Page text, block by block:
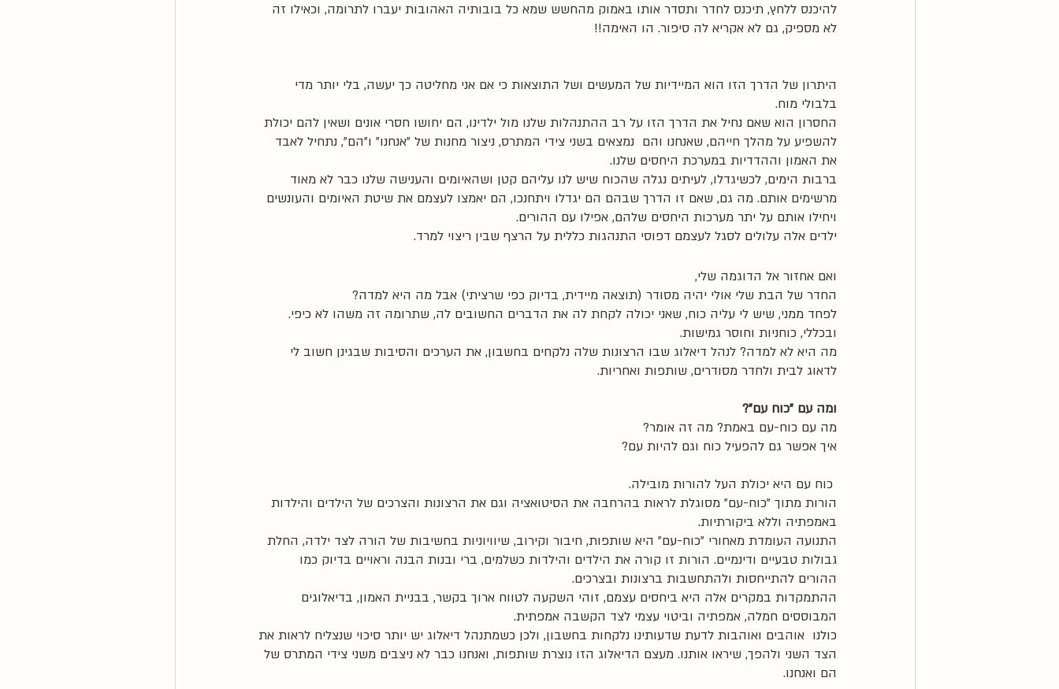
להיכנס ללחץ, תיכנס לחדר ותסדר אותו באמוק מהחשש שמא כל בובותיה האהובות יעברו לתרומה, וכאילו זה
לא מספיק, גם לא אקריא לה סיפור. הו האימה!!
היתרון של הדרך הזו הוא המיידיות של המעשים ושל התוצאות כי אם אני מחליטה כך יעשה, בלי יותר מדי
בלבולי מוח.
החסרון הוא שאם נחיל את הדרך הזו על רב ההתנהלות שלנו מול ילדינו, הם יחושו חסרי אונים ושאין להם יכולת
להשפיע על מהלך חייהם, שאנחנו והם  נמצאים בשני צידי המתרס, ניצור מחנות של "אנחנו" ו"הם", נתחיל לאבד
את האמון וההדדיות במערכת היחסים שלנו.
ברבות הימים, לכשיגדלו, לעיתים נגלה שהכוח שיש לנו עליהם קטן ושהאיומים והענישה שלנו כבר לא מאוד
מרשימים אותם. מה גם, שאם זו הדרך שבהם הם יגדלו ויתחנכו, הם יאמצו לעצמם את שיטת האיומים והעונשים
ויחילו אותם על יתר מערכות היחסים שלהם, אפילו עם ההורים.
ילדים אלה עלולים לסגל לעצמם דפוסי התנהגות כללית על הרצף שבין ריצוי למרד.
ואם אחזור אל הדוגמה שלי,
החדר של הבת שלי אולי יהיה מסודר (תוצאה מיידית, בדיוק כפי שרציתי) אבל מה היא למדה?
לפחד ממני, שיש לי עליה כוח, שאני יכולה לקחת לה את הדברים החשובים לה, שתרומה זה משהו לא כיפי.
ובכללי, כוחניות וחוסר גמישות.
מה היא לא למדה? לנהל דיאלוג שבו הרצונות שלה נלקחים בחשבון, את הערכים והסיבות שבגינן חשוב לי
לדאוג לבית ולחדר מסודרים, שותפות ואחריות.
ומה עם "כוח עם"?
מה עם כוח-עם באמת? מה זה אומר?
איך אפשר גם להפעיל כוח וגם להיות עם?
הורות מתוך "כוח-עם" מסוגלת לראות בהרחבה את הסיטואציה וגם את הרצונות והצרכים של הילדים והילדות
באמפתיה וללא ביקורתיות.
התנועה העומדת מאחורי "כוח-עם" היא שותפות, חיבור וקירוב, שיוויוניות בחשיבות של הורה לצד ילדה, החלת
גבולות טבעיים ודינמיים. הורות זו קורה את הילדים והילדות כשלמים, ברי ובנות הבנה וראויים בדיוק כמו
ההורים להתייחסות ולהתחשבות ברצונות ובצרכים.
ההתמקדות במקרים אלה היא ביחסים עצמם, זוהי השקעה לטווח ארוך בקשר, בבניית האמון, בדיאלוגים
המבוססים חמלה, אמפתיה וביטוי עצמי לצד הקשבה אמפתית.
כולנו  אוהבים ואוהבות לדעת שדעותינו נלקחות בחשבון, ולכן כשמתנהל דיאלוג יש יותר סיכוי שנצליח לראות את
הצד השני ולהפך, שיראו אותנו. מעצם הדיאלוג הזו נוצרת שותפות, ואנחנו כבר לא ניצבים משני צידי המתרס של
הם ואנחנו.